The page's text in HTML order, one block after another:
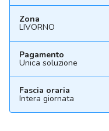
Zona
LIVORNO
Pagamento
Unica soluzione
Fascia oraria
Intera giornata